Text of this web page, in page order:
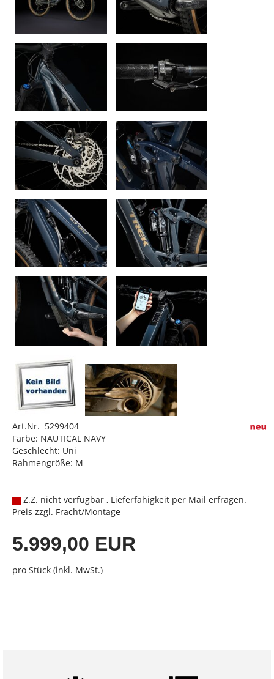
Art.Nr. 5299404
Farbe: NAUTICAL NAVY
Geschlecht: Uni
Rahmengröße: M
Z.Z. nicht verfügbar , Lieferfähigkeit per Mail erfragen.
Preis zzgl. Fracht/Montage
5.999,00 EUR
pro Stück (inkl. MwSt.)